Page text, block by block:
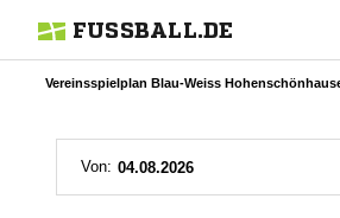
FUSSBALL.DE
Vereinsspielplan Blau-Weiss
Von: